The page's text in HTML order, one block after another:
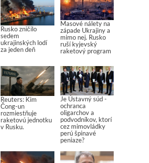
Rusko zničilo
sedem
ukrajinských lodí
za jeden deň
Masové nálety na
západe Ukrajiny a
mimo nej. Rusko
ruší kyjevský
raketový program
Reuters: Kim
Čong-un
rozmiestňuje
raketovú jednotku
v Rusku.
Je Ústavný súd -
ochranca
oligarchov a
podvodníkov, ktorí
cez mimovládky
perú špinavé
peniaze?